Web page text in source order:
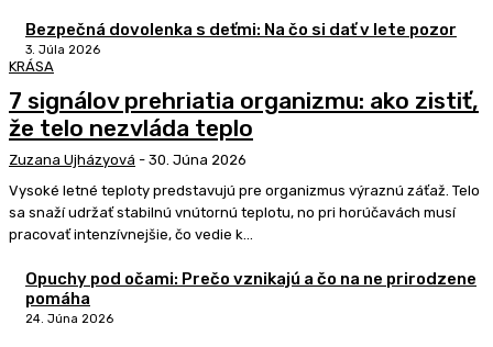
Bezpečná dovolenka s deťmi: Na čo si dať v lete pozor
3. Júla 2026
KRÁSA
7 signálov prehriatia organizmu: ako zistiť,
že telo nezvláda teplo
Zuzana Ujházyová - 30. Júna 2026
Vysoké letné teploty predstavujú pre organizmus výraznú záťaž. Telo
sa snaží udržať stabilnú vnútornú teplotu, no pri horúčavách musí
pracovať intenzívnejšie, čo vedie k...
Opuchy pod očami: Prečo vznikajú a čo na ne prirodzene
pomáha
24. Júna 2026